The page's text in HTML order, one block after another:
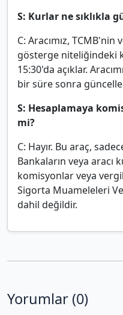
S: Kurlar ne sıklıkla
C: Aracımız, TCMB'nin
gösterge niteliğindeki
15:30'da açıklar.
bir süre sonra
S: Hesaplamaya
mi?
C: Hayır. Bu araç,
Bankaların veya aracı
komisyonlar veya
Sigorta Muameleleri
dahil değildir.
Yorumlar (0)